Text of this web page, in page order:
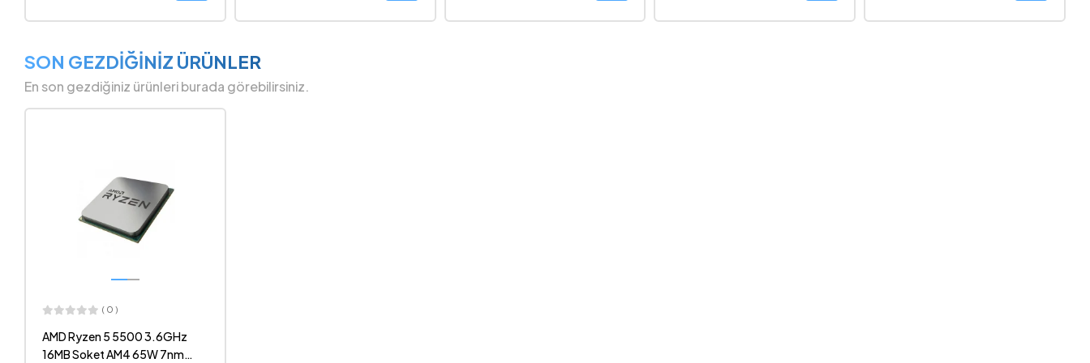
SON GEZDİĞİNİZ ÜRÜNLER
En son gezdiğiniz ürünleri burada görebilirsiniz.
( 0 )
AMD Ryzen 5 5500 3.6GHz
16MB Soket AM4 65W 7nm